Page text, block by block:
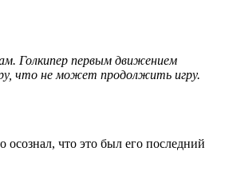
Голкипер первым движением
что не может продолжить игру.
что это был его последний